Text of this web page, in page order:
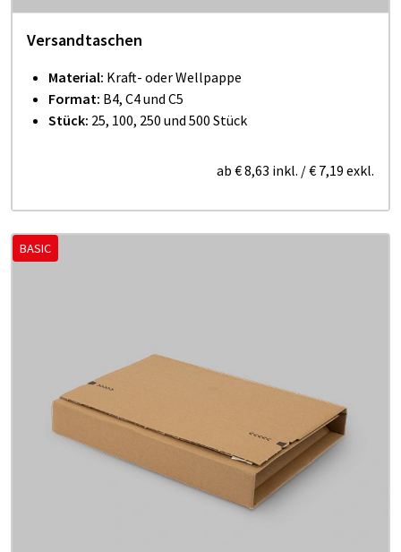
Versandtaschen
Material: Kraft- oder Wellpappe
Format: B4, C4 und C5
Stück: 25, 100, 250 und 500 Stück
ab € 8,63 inkl. /€ 7,19 exkl.
BASIC